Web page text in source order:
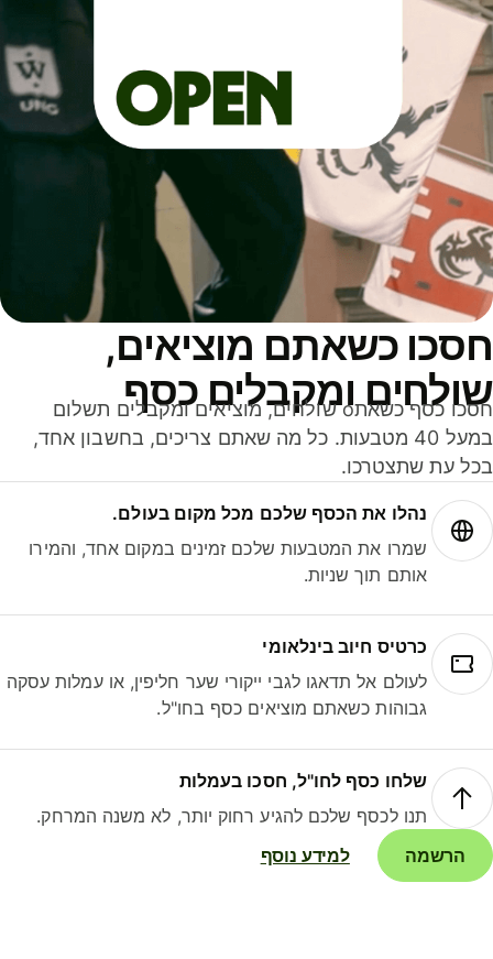
כשאתם מוציאים,
ומקבלים כסף
חסכו כסף כשאתo שולחים, מוציאים ומקבלים תשלום
במעל 40 מטבעות. כל מה שאתם צריכים, בחשבון אחד,
עת שתצטרכו.
נהלו את הכסף שלכם מכל מקום בעולם.
שמרו את המטבעות שלכם זמינים במקום אחד, והמירו
אותם תוך שניות.
כרטיס חיוב בינלאומי
לעולם אל תדאגו לגבי ייקורי שער חליפין, או עמלות עסקה
גבוהות כשאתם מוציאים כסף בחו"ל.
שלחו כסף לחו"ל, חסכו בעמלות
תנו לכסף שלכם להגיע רחוק יותר, לא משנה המרחק.
הרשמה
למידע נוסף